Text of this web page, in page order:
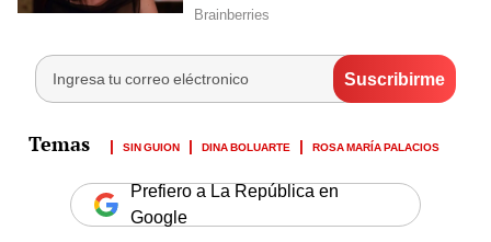
SIN GUION DINA BOLUARTE ROSA MARÍA PALACIOS
Prefiero a La República en
Google